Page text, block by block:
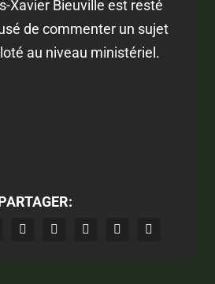
Xavier Bieuville est resté
de commenter un sujet
au niveau ministériel.